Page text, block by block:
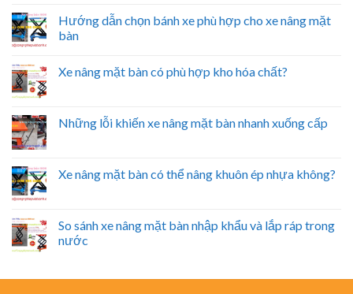
Hướng dẫn chọn bánh xe phù hợp cho xe nâng mặt
bàn
Xe nâng mặt bàn có phù hợp kho hóa chất?
Những lỗi khiến xe nâng mặt bàn nhanh xuống cấp
Xe nâng mặt bàn có thể nâng khuôn ép nhựa không?
So sánh xe nâng mặt bàn nhập khẩu và lắp ráp trong
nước